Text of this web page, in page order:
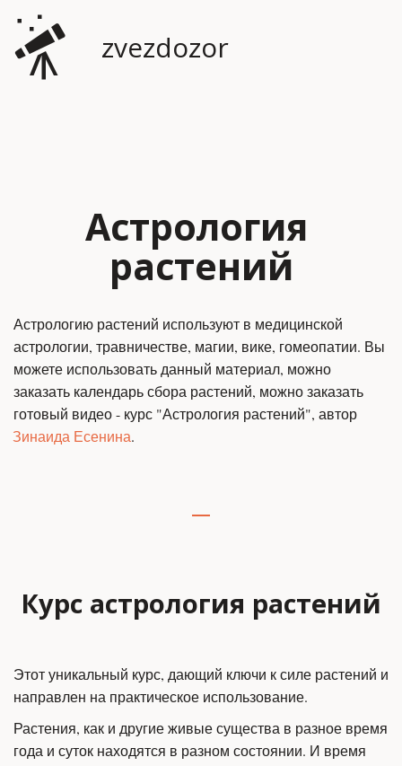
zvezdozor
Астрология
растений
Астрологию растений используют в медицинской
астрологии, травничестве, магии, вике, гомеопатии. Вы
можете использовать данный материал, можно
заказать календарь сбора растений, можно заказать
Зинаида Есенина.
Курс астрология растений
Этот уникальный курс, дающий ключи к силе растений и
направлен на практическое использование.
Растения, как и другие живые существа в разное время
года и суток находятся в разном состоянии. И время